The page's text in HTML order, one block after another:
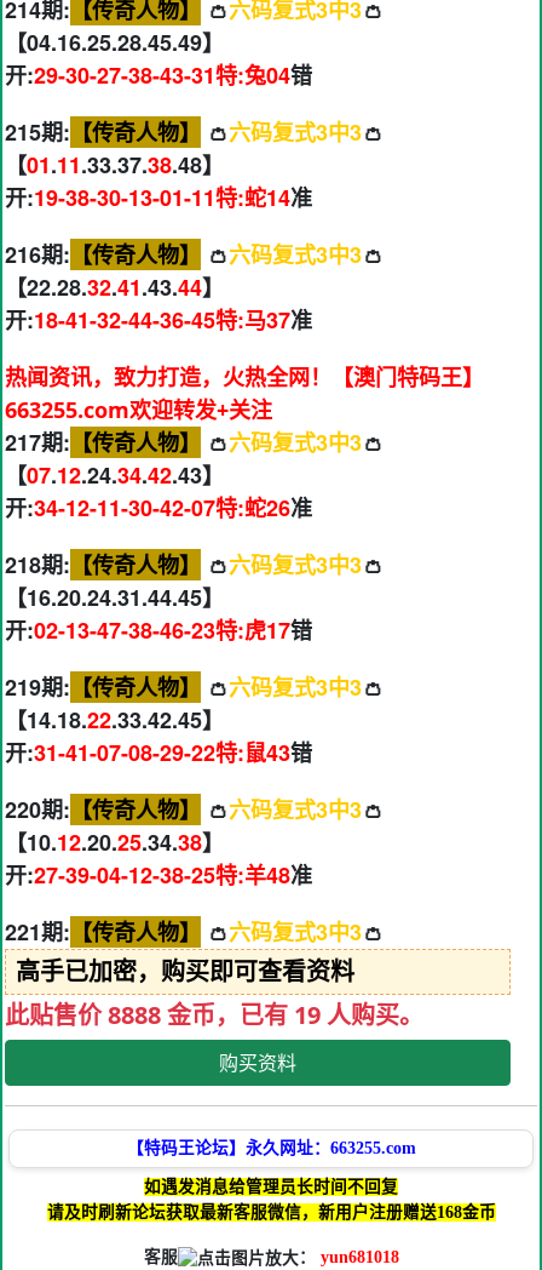
214期: 【传奇人物】 👛六码复式3中3👛
【04.16.25.28.45.49】
开:29-30-27-38-43-31特:兔04错
215期: 【传奇人物】 👛六码复式3中3👛
【01.11.33.37.38.48】
开:19-38-30-13-01-11特:蛇14准
216期: 【传奇人物】 👛六码复式3中3👛
【22.28.32.41.43.44】
开:18-41-32-44-36-45特:马37准
热闻资讯，致力打造，火热全网！【澳门特码王】
663255.com欢迎转发+关注
217期: 【传奇人物】 👛六码复式3中3👛
【07.12.24.34.42.43】
开:34-12-11-30-42-07特:蛇26准
218期: 【传奇人物】 👛六码复式3中3👛
【16.20.24.31.44.45】
开:02-13-47-38-46-23特:虎17错
219期: 【传奇人物】 👛六码复式3中3👛
【14.18.22.33.42.45】
开:31-41-07-08-29-22特:鼠43错
220期: 【传奇人物】 👛六码复式3中3👛
【10.12.20.25.34.38】
开:27-39-04-12-38-25特:羊48准
221期: 【传奇人物】 👛六码复式3中3👛
高手已加密，购买即可查看资料
此贴售价 8888 金币，已有 19 人购买。
购买资料
【特码王论坛】永久网址：663255.com
如遇发消息给管理员长时间不回复
请及时刷新论坛获取最新客服微信，新用户注册赠送168金币
客服 ： yun681018